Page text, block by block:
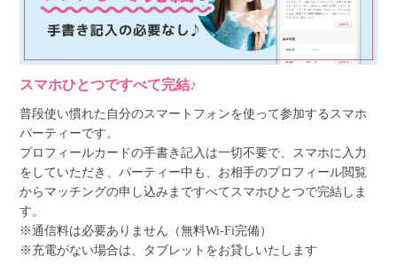
スマホひとつですべて完結♪
普段使い慣れた自分のスマートフォンを使って参加するスマホ
パーティーです。
プロフィールカードの手書き記入は一切不要で、スマホに入力
をしていただき、パーティー中も、お相手のプロフィール閲覧
からマッチングの申し込みまですべてスマホひとつで完結しま
す。
※通信料は必要ありません（無料Wi-Fi完備）
※充電がない場合は、タブレットをお貸しいたします